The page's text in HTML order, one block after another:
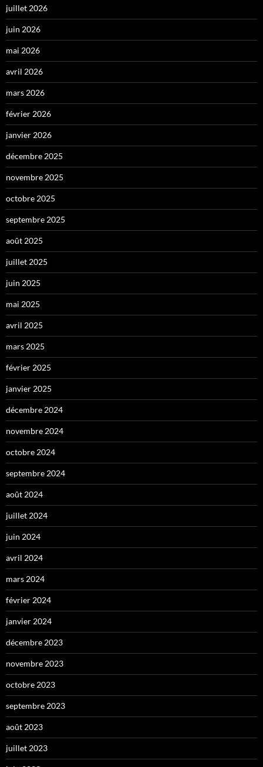
juillet 2026
juin 2026
mai 2026
avril 2026
mars 2026
février 2026
janvier 2026
décembre 2025
novembre 2025
octobre 2025
septembre 2025
août 2025
juillet 2025
juin 2025
mai 2025
avril 2025
mars 2025
février 2025
janvier 2025
décembre 2024
novembre 2024
octobre 2024
septembre 2024
août 2024
juillet 2024
juin 2024
avril 2024
mars 2024
février 2024
janvier 2024
décembre 2023
novembre 2023
octobre 2023
septembre 2023
août 2023
juillet 2023